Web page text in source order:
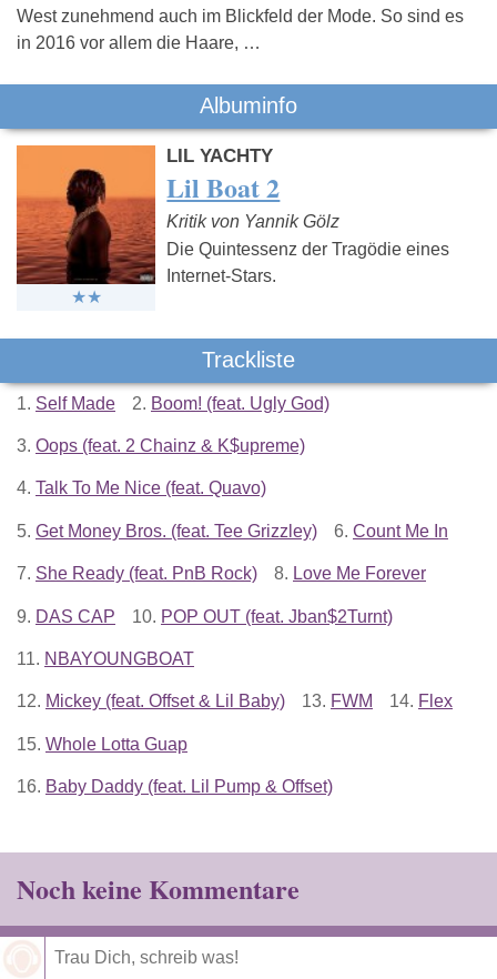
West zunehmend auch im Blickfeld der Mode. So sind es
in 2016 vor allem die Haare, …
Albuminfo
LIL YACHTY
Lil Boat 2
Kritik von Yannik Gölz
Die Quintessenz der Tragödie eines
Internet-Stars.
Trackliste
1. Self Made 2. Boom! (feat. Ugly God)
3. Oops (feat. 2 Chainz & K$upreme)
4. Talk To Me Nice (feat. Quavo)
5. Get Money Bros. (feat. Tee Grizzley) 6. Count Me In
7. She Ready (feat. PnB Rock) 8. Love Me Forever
9. DAS CAP 10. POP OUT (feat. Jban$2Turnt)
11. NBAYOUNGBOAT
12. Mickey (feat. Offset & Lil Baby) 13. FWM 14. Flex
15. Whole Lotta Guap
16. Baby Daddy (feat. Lil Pump & Offset)
Noch keine Kommentare